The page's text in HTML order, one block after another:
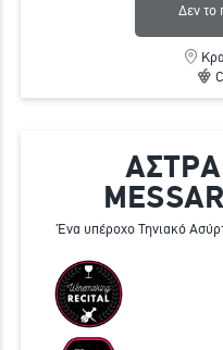
Δεν το
Ένα υπέροχο Τηνιακό